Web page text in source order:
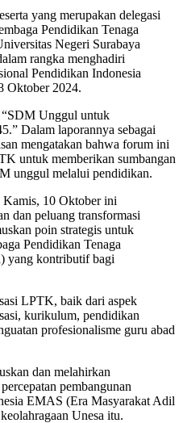
yang merupakan delegasi
Pendidikan Tenaga
Negeri Surabaya
rangka menghadiri
Pendidikan Indonesia
Oktober 2024.
Unggul untuk
Dalam laporannya sebagai
mengatakan bahwa forum ini
untuk memberikan sumbangan
unggul melalui pendidikan.
Kamis, 10 Oktober ini
dan peluang transformasi
poin strategis untuk
Pendidikan Tenaga
yang kontributif bagi
LPTK, baik dari aspek
kurikulum, pendidikan
profesionalisme guru abad
dan melahirkan
pembangunan
EMAS (Era Masyarakat Adil
Unesa itu.